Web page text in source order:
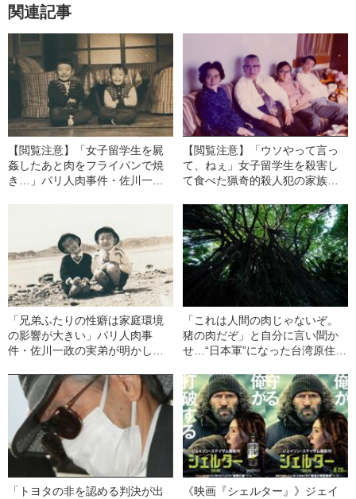
関連記事
【閲覧注意】「女子留学生を屍
姦したあと肉をフライパンで焼
き…」パリ人肉事件・佐川一政
【閲覧注意】「ウソやって言っ
て、ねぇ」女子留学生を殺害し
て食べた猟奇的殺人犯の家族が
実逃避する母、弟の恋愛はこと
ごとく破談…》
「兄弟ふたりの性癖は家庭環境
の影響が大きい」パリ人肉事
件・佐川一政の実弟が明かし
望”とは《有刺鉄線や蝋燭で柔ら
かい肌を…》
「これは人間の肉じゃないぞ。
猪の肉だぞ」と自分に言い聞か
せ…“日本軍”になった台湾原住民
「トヨタの非を認める判決が出
《映画『シェルター』》ジェイ